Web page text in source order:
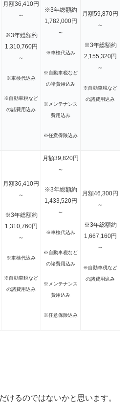
月額36,410円
～
※3年総額約
1,310,760円
～
※車検代込み
※自動車税など
の諸費用込み
※3年総額約
1,782,000円
～
※車検代込み
※自動車税など
の諸費用込み
※メンテナンス
費用込み
※任意保険込み
月額59,870円
～
※3年総額約
2,155,320円
～
※自動車税など
の諸費用込み
月額36,410円
～
※3年総額約
1,310,760円
～
※車検代込み
※自動車税など
の諸費用込み
月額39,820円
～
※3年総額約
1,433,520円
～
※車検代込み
※自動車税など
の諸費用込み
※メンテナンス
費用込み
※任意保険込み
月額46,300円
～
※3年総額約
1,667,160円
～
※自動車税など
の諸費用込み
けるのではないかと思います。